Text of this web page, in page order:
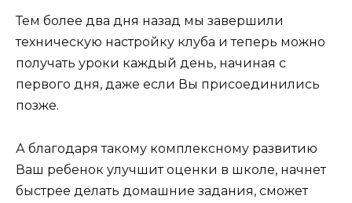
Тем более два дня назад мы завершили
техническую настройку клуба и теперь можно
получать уроки каждый день, начиная с
первого дня, даже если Вы присоединились
позже.
А благодаря такому комплексному развитию
Ваш ребенок улучшит оценки в школе, начнет
быстрее делать домашние задания, сможет